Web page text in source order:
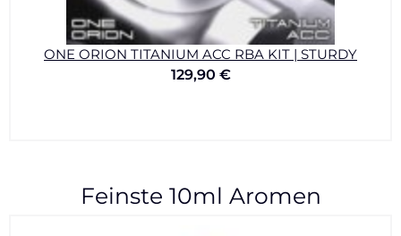
ONE ORION TITANIUM ACC RBA KIT | STURDY
129,90 €
Feinste 10ml Aromen